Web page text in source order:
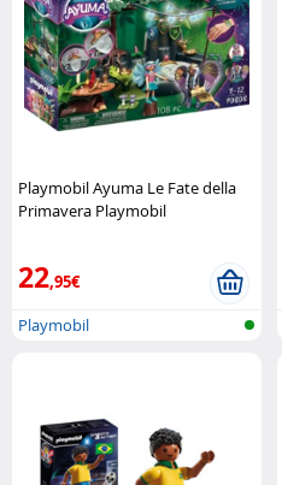
Playmobil Ayuma Le Fate della
Primavera Playmobil
22,95€
Playmobil